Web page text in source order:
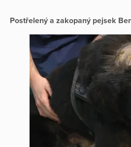
Postřelený a zakopaný pejsek